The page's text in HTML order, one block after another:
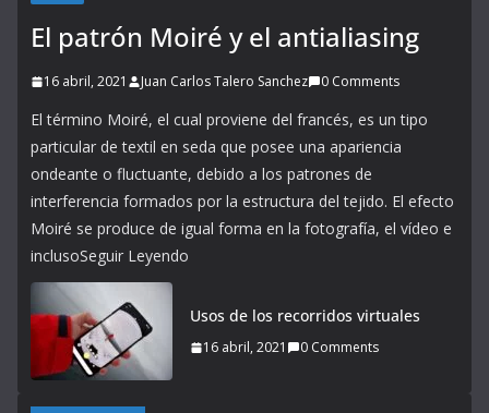
El patrón Moiré y el antialiasing
16 abril, 2021 Juan Carlos Talero Sanchez 0 Comments
El término Moiré, el cual proviene del francés, es un tipo
particular de textil en seda que posee una apariencia
ondeante o fluctuante, debido a los patrones de
interferencia formados por la estructura del tejido. El efecto
Moiré se produce de igual forma en la fotografía, el vídeo e
inclusoSeguir Leyendo
Usos de los recorridos virtuales
16 abril, 2021 0 Comments